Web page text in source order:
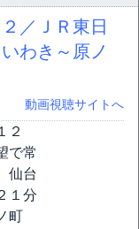
／ＪＲ東日
わき～原ノ
動画視聴サイトへ
２
で常
仙台
１分
町